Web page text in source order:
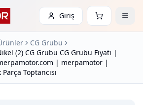
Giriş
CG Grubu
(2) CG Grubu CG Grubu Fiyatı |
| merpamotor |
Toptancısı